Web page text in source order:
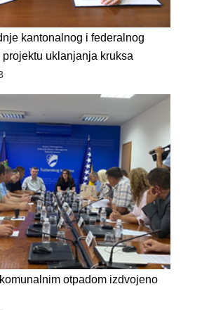
kantonalnog i federalnog
projektu uklanjanja kruksa
otpadom izdvojeno